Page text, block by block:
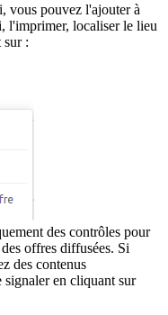
vous pouvez l'ajouter à
l'imprimer, localiser le lieu
sur :
des contrôles pour
offres diffusées. Si
des contenus
en cliquant sur